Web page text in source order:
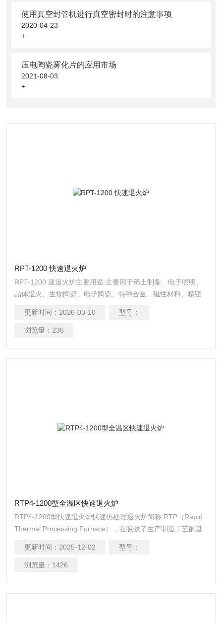
使用真空封管机进行真空密封时的注意事项
2020-04-23
+
压电陶瓷雾化片的应用市场
2021-08-03
+
RPT-1200 快速退火炉
RPT-1200 速退火炉主要用途:主要用于稀土制备、电子照明、
晶体退火、生物陶瓷、电子陶瓷、特种合金、磁性材料、精密
镀膜、CD实验、物质成分测量等场合。既可以用于材料的快速
（500℃/S）升降温退火，也可用于化学气相沉积（CVD）法，
更新时间： 2026-03-10 型号：
浏览量： 236
RTP4-1200型全温区快速退火炉
RTP4-1200型快速退火炉快速热处理退火炉简称 RTP（Rapid
Thermal Processing Furnace），在吸收了生产制造工艺的基
200℃/S，而且在烧结工艺运行完结，直接将试样在高温区取
出。实现物理状态下的最快降温。我们的工程师们巧妙地利用
更新时间： 2025-12-02 型号：
浏览量： 1426